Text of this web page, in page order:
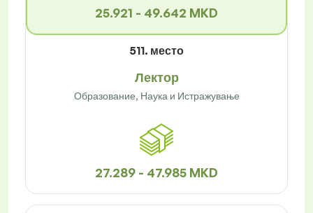
25.921 - 49.642 MKD
511. место
Лектор
Образование, Наука и Истражување
27.289 - 47.985 MKD